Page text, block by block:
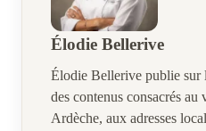
Élodie Bellerive
Élodie Bellerive publie sur
des contenus consacrés au
Ardèche, aux adresses